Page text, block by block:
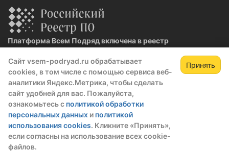
Сайт vsem-podryad.ru обрабатывает
cookies, в том числе с помощью сервиса веб-
аналитики Яндекс.Метрика, чтобы сделать
сайт удобней для вас. Пожалуйста,
ознакомьтесь с политикой обработки
персональных данных и политикой
использования cookies. Кликните «Принять»,
если согласны на использование всех cookie-
файлов.
Принять
Платформа Всем Подряд включена в реестр
Реестровая запись №32021 от 06.02.2026
Политика конфиденциальности
О компании
© 2016 — 2026 ООО "Промтех"